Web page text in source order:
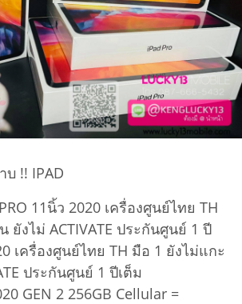
!! IPAD
11นิ้ว 2020 เครื่องศูนย์ไทย TH
ยังไม่ ACTIVATE ประกันศูนย์ 1 ปี
เครื่องศูนย์ไทย TH มือ 1 ยังไม่แกะ
ประกันศูนย์ 1 ปีเต็ม
GEN 2 256GB Cellular =